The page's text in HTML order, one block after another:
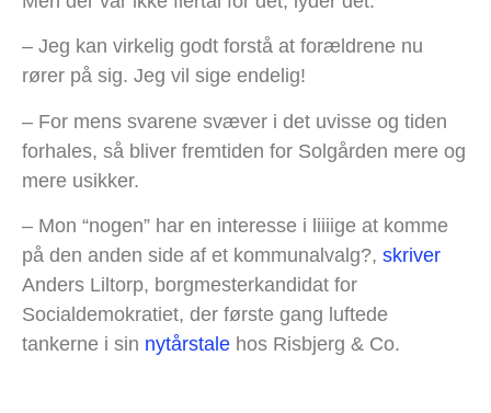
– Jeg kan virkelig godt forstå at forældrene nu
rører på sig. Jeg vil sige endelig!
– For mens svarene svæver i det uvisse og tiden
forhales, så bliver fremtiden for Solgården mere og
mere usikker.
– Mon “nogen” har en interesse i liiiige at komme
på den anden side af et kommunalvalg?, skriver
Anders Liltorp, borgmesterkandidat for
Socialdemokratiet, der første gang luftede
tankerne i sin nytårstale hos Risbjerg & Co.